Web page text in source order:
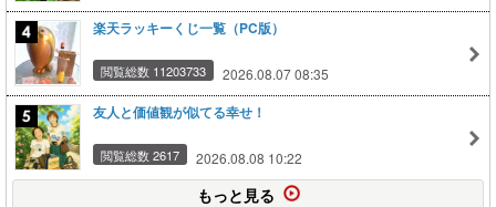
楽天ラッキーくじ一覧（PC版）
閲覧総数 11203733 2026.08.07 08:35
友人と価値観が似てる幸せ！
閲覧総数 2617 2026.08.08 10:22
もっと見る